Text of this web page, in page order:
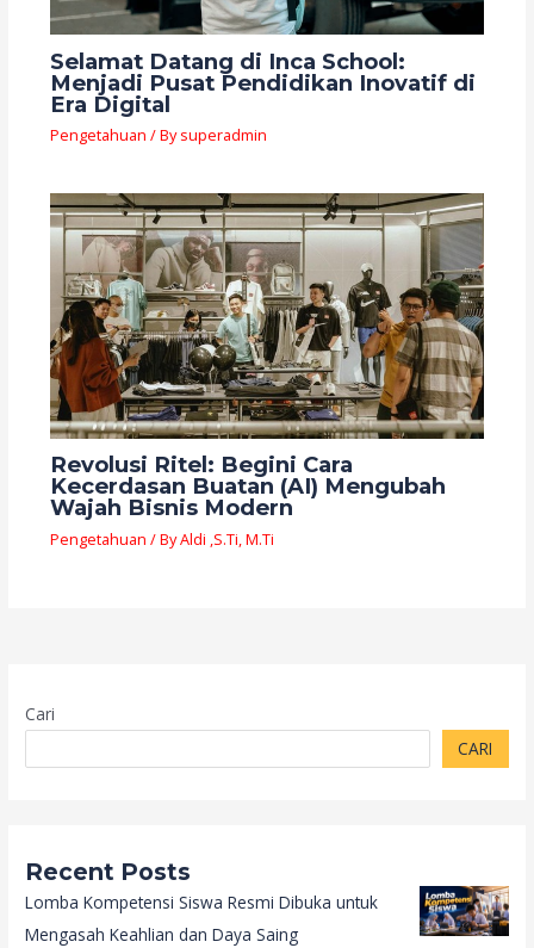
Selamat Datang di Inca School:
Menjadi Pusat Pendidikan Inovatif di
Era Digital
Pengetahuan / Bysuperadmin
Revolusi Ritel: Begini Cara
Kecerdasan Buatan (AI) Mengubah
Wajah Bisnis Modern
Pengetahuan / ByAldi ,S.Ti, M.Ti
Cari
CARI
Recent Posts
Lomba Kompetensi Siswa Resmi Dibuka untuk
Mengasah Keahlian dan Daya Saing